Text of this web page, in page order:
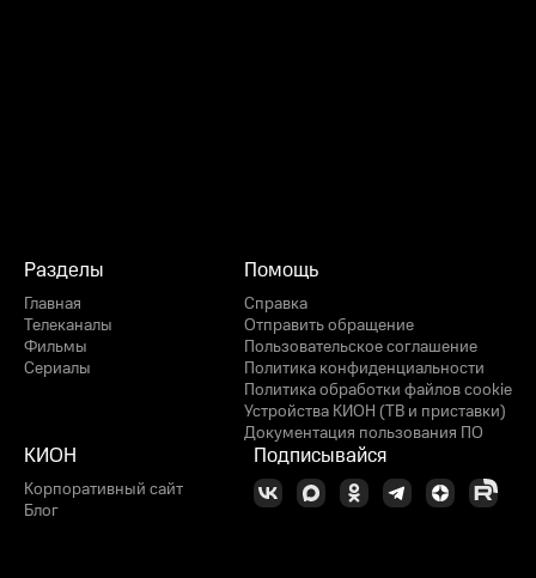
Разделы
Главная
Телеканалы
Фильмы
Сериалы
Помощь
Справка
Отправить обращение
Пользовательское соглашение
Политика конфиденциальности
Политика обработки файлов cookie
Устройства КИОН (ТВ и приставки)
Документация пользования ПО
КИОН
Корпоративный сайт
Блог
Подписывайся